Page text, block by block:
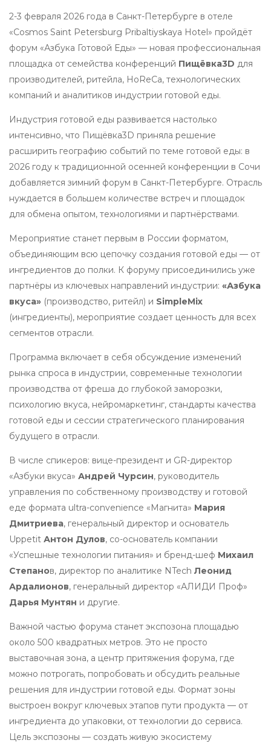
2-3 февраля 2026 года в Санкт-Петербурге в отеле
«Cosmos Saint Petersburg Pribaltiyskaya Hotel» пройдёт
форум «Азбука Готовой Еды» — новая профессиональная
площадка от семейства конференций Пищёвка3D для
производителей, ритейла, HoReCa, технологических
компаний и аналитиков индустрии готовой еды.
Индустрия готовой еды развивается настолько
интенсивно, что Пищёвка3D приняла решение
расширить географию событий по теме готовой еды: в
2026 году к традиционной осенней конференции в Сочи
добавляется зимний форум в Санкт-Петербурге. Отрасль
нуждается в большем количестве встреч и площадок
для обмена опытом, технологиями и партнёрствами.
Мероприятие станет первым в России форматом,
объединяющим всю цепочку создания готовой еды — от
ингредиентов до полки. К форуму присоединились уже
партнёры из ключевых направлений индустрии: «Азбука
вкуса» (производство, ритейл) и SimpleMix
(ингредиенты), мероприятие создает ценность для всех
сегментов отрасли.
Программа включает в себя обсуждение изменений
рынка спроса в индустрии, современные технологии
производства от фреша до глубокой заморозки,
психологию вкуса, нейромаркетинг, стандарты качества
готовой еды и сессии стратегического планирования
будущего в отрасли.
В числе спикеров: вице-президент и GR-директор
«Азбуки вкуса» Андрей Чурсин, руководитель
управления по собственному производству и готовой
еде формата ultra-convenience «Магнита» Мария
Дмитриева, генеральный директор и основатель
Uppetit Антон Дулов, со-основатель компании
«Успешные технологии питания» и бренд-шеф Михаил
Степанов, директор по аналитике NTech Леонид
Ардалионов, генеральный директор «АЛИДИ Проф»
Дарья Мунтян и другие.
Важной частью форума станет экспозона площадью
около 500 квадратных метров. Это не просто
выставочная зона, а центр притяжения форума, где
можно потрогать, попробовать и обсудить реальные
решения для индустрии готовой еды. Формат зоны
выстроен вокруг ключевых этапов пути продукта — от
ингредиента до упаковки, от технологии до сервиса.
Цель экспозоны — создать живую экосистему